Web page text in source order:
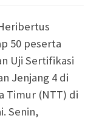
50 peserta
Uji Sertifikasi
Jenjang 4 di
Timur (NTT) di
Senin,